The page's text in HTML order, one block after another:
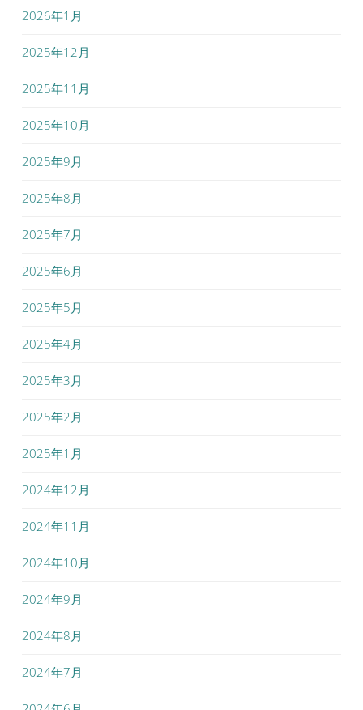
2026年1月
2025年12月
2025年11月
2025年10月
2025年9月
2025年8月
2025年7月
2025年6月
2025年5月
2025年4月
2025年3月
2025年2月
2025年1月
2024年12月
2024年11月
2024年10月
2024年9月
2024年8月
2024年7月